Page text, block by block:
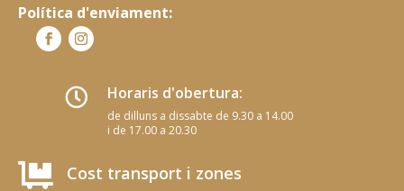
Política d'enviament:
 Horaris d'obertura:
de dilluns a dissabte de 9.30 a 14.00
i de 17.00 a 20.30
 Cost transport i zones